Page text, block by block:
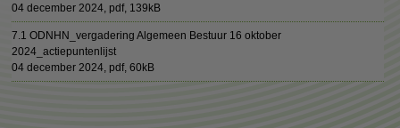
04 december 2024, pdf, 139kB
7.1 ODNHN_vergadering Algemeen Bestuur 16 oktober
2024_actiepuntenlijst
04 december 2024, pdf, 60kB